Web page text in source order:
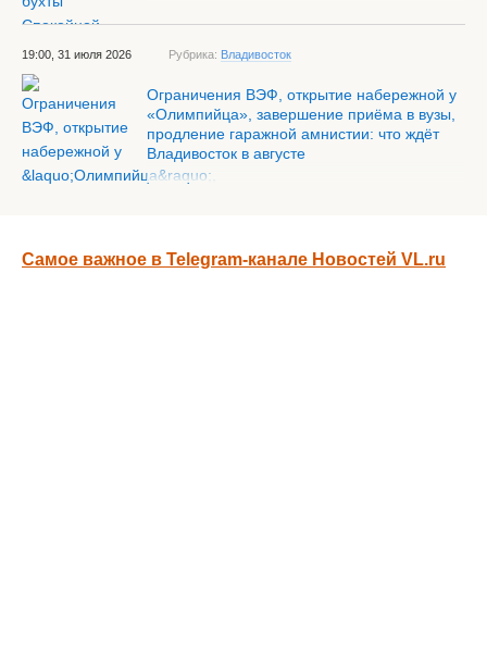
19:00, 31 июля 2026 Рубрика: Владивосток
Ограничения ВЭФ, открытие набережной у
«Олимпийца», завершение приёма в вузы,
продление гаражной амнистии: что ждёт
Владивосток в августе
Самое важное в Telegram-канале Новостей VL.ru